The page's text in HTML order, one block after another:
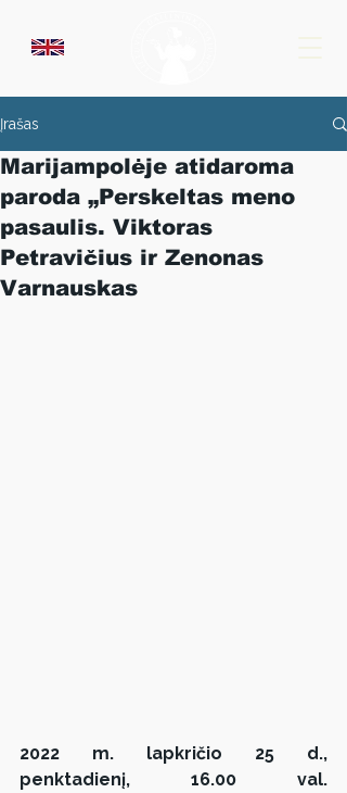
Įrašas
Marijampolėje atidaroma
paroda „Perskeltas meno
pasaulis. Viktoras
Petravičius ir Zenonas
Varnauskas
2022 m. lapkričio 25 d.,
penktadienį, 16.00 val.